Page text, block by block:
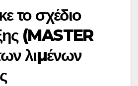
το σχέδιο
(MASTER
λιµένων